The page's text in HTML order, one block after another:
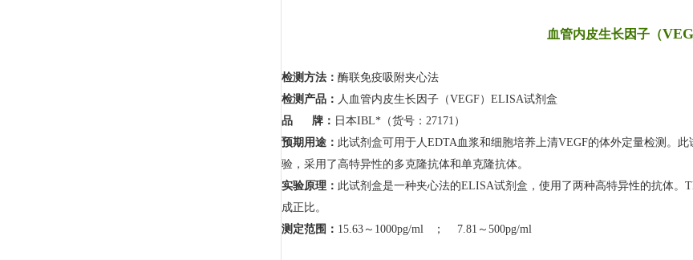
血管内皮生长因子（
检测方法： 酶联免疫吸附夹心法
检测产品： 人血管内皮生长因子（VEGF）ELISA试剂盒
品 牌： 日本IBL*（货号：27171）
预期用途： 此试剂盒可用于人EDTA血浆和细胞培养上清VEGF的体外定量检测。
验，采用了高特异性的多克隆抗体和单克隆抗体。
实验原理： 此试剂盒是一种夹心法的ELISA试剂盒，使用了两种高特异性的抗体。
成正比。
测定范围： 15.63 ～ 1000pg/ml ； 7.81 ～ 500pg/ml